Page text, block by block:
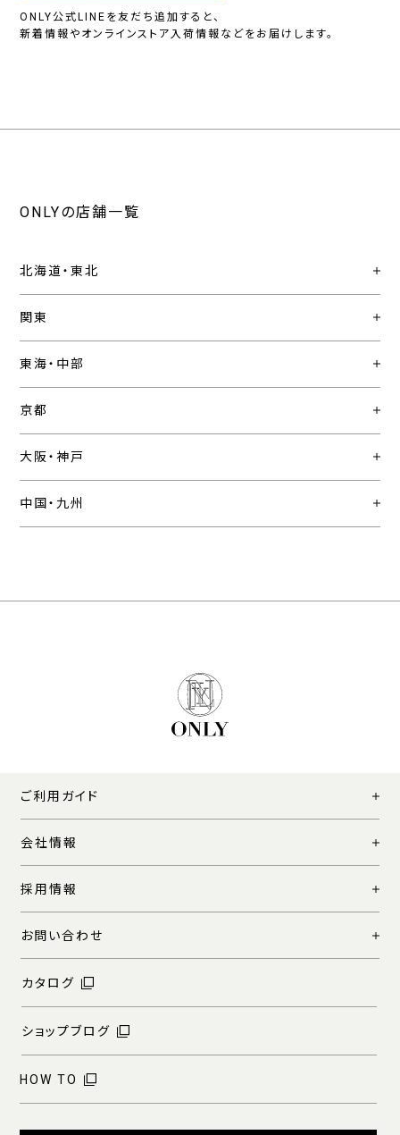
ONLY公式LINEを友だち追加すると、
新着情報やオンラインストア入荷情報などをお届けします。
ONLYの店舗一覧
北海道・東北
関東
東海・中部
京都
大阪・神戸
中国・九州
ご利用ガイド
会社情報
採用情報
お問い合わせ
カタログ
ショップブログ
HOW TO